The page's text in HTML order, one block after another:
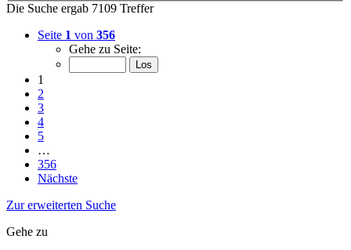
Die Suche ergab 7109 Treffer
Seite 1 von 356
Gehe zu Seite:
1
2
3
4
5
…
356
Nächste
Zur erweiterten Suche
Gehe zu